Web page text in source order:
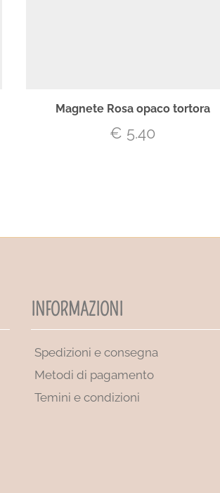
Magnete Rosa opaco tortora
€ 5.40
INFORMAZIONI
Spedizioni e consegna
Metodi di pagamento
Temini e condizioni